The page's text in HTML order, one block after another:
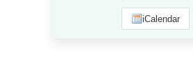
iCalendar